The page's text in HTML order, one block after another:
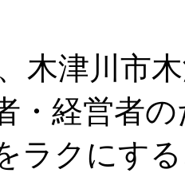
木津川市
・経営者
ラクにす